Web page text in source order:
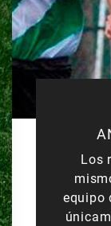
Los
equipo